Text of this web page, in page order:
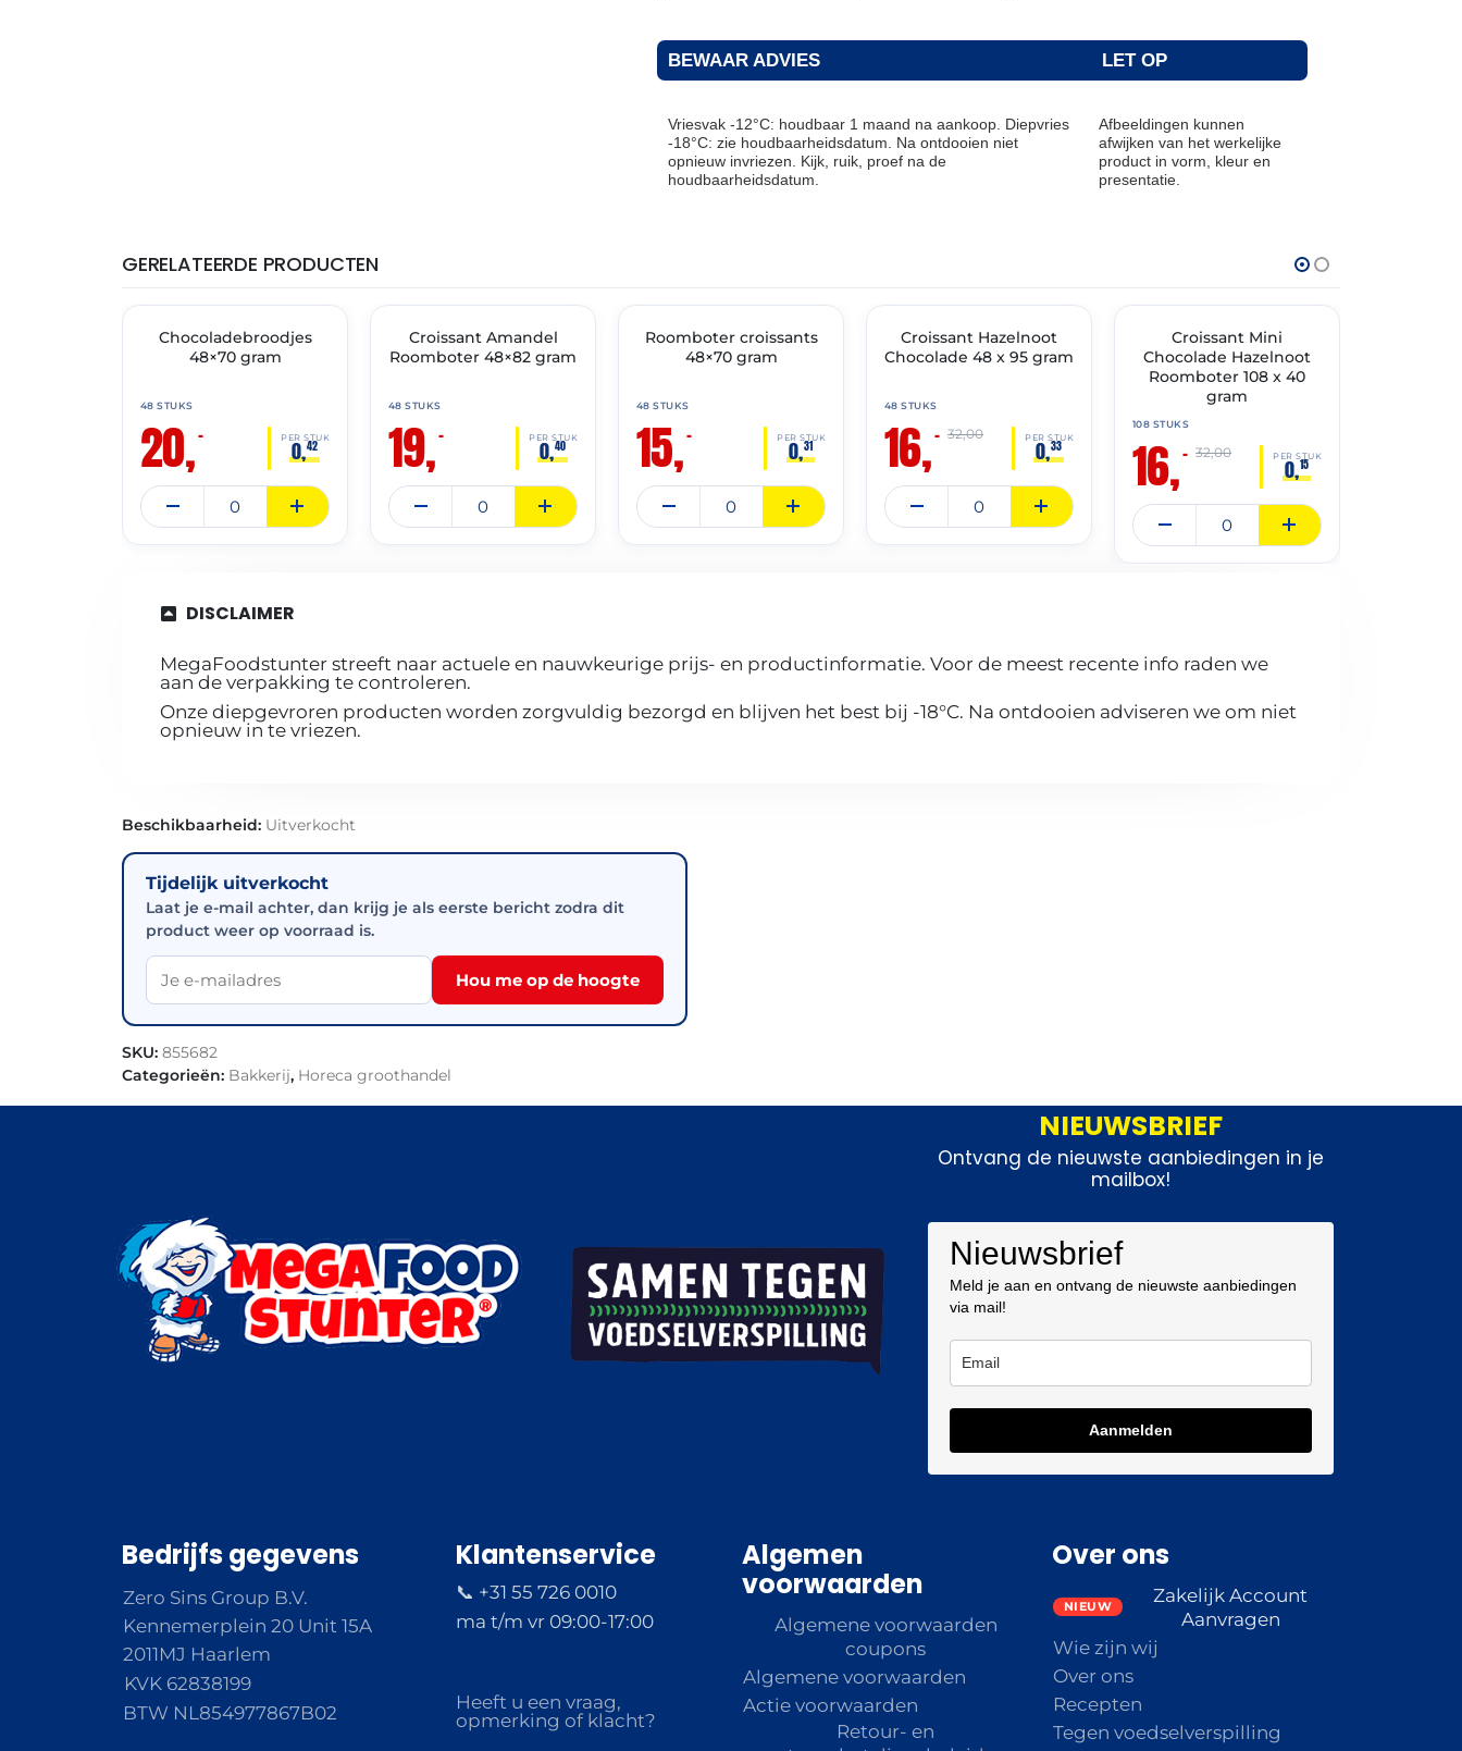
BEWAAR ADVIES LET OP
Vriesvak -12°C: houdbaar 1 maand na aankoop. Diepvries
-18°C: zie houdbaarheidsdatum. Na ontdooien niet
opnieuw invriezen. Kijk, ruik, proef na de
houdbaarheidsdatum.
Afbeeldingen kunnen
afwijken van het werkelijke
product in vorm, kleur en
presentatie.
GERELATEERDE PRODUCTEN
🔥 OP=OP
Chocoladebroodjes
48×70 gram
48 STUKS
20,– PER STUK
0,42
🔥 OP=OP
Croissant Amandel
Roomboter 48×82 gram
48 STUKS
19,– PER STUK
0,40
🔥 OP=OP
Roomboter croissants
48×70 gram
48 STUKS
15,– PER STUK
0,31
🔥 OP=OP
Croissant Hazelnoot
Chocolade 48 x 95 gram
48 STUKS
16,– PER STUK
0,33
32,00
🔥 OP=OPCroissant Mini
Chocolade Hazelnoot
Roomboter 108 x 40
gram
108 STUKS
16,– PER STUK
0,15
32,00
DISCLAIMER
MegaFoodstunter streeft naar actuele en nauwkeurige prijs- en productinformatie. Voor de meest recente info raden we
aan de verpakking te controleren.
Onze diepgevroren producten worden zorgvuldig bezorgd en blijven het best bij -18°C. Na ontdooien adviseren we om niet
opnieuw in te vriezen.
Beschikbaarheid: Uitverkocht
Tijdelijk uitverkocht
Laat je e-mail achter, dan krijg je als eerste bericht zodra dit
product weer op voorraad is.
Hou me op de hoogte
SKU: 855682
Categorieën: Bakkerij, Horeca groothandel
NIEUWSBRIEF
Ontvang de nieuwste aanbiedingen in je
mailbox!
Nieuwsbrief
Meld je aan en ontvang de nieuwste aanbiedingen
via mail!
Aanmelden
Bedrijfs gegevens
Zero Sins Group B.V.
Kennemerplein 20 Unit 15A
2011MJ Haarlem
KVK 62838199
BTW NL854977867B02
Klantenservice
📞 +31 55 726 0010
ma t/m vr 09:00-17:00
Heeft u een vraag,
opmerking of klacht?
Algemen
voorwaarden
Algemene voorwaarden
coupons
Algemene voorwaarden
Actie voorwaarden
Retour- en
Over ons
Zakelijk Account
Aanvragen
Wie zijn wij
Over ons
Recepten
Tegen voedselverspilling